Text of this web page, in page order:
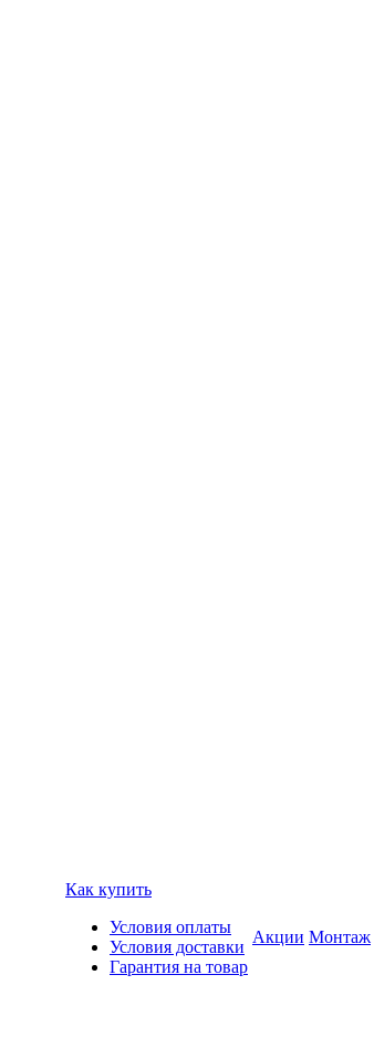
Как купить
Условия оплаты
Условия доставки
Гарантия на товар
Акции Монтаж